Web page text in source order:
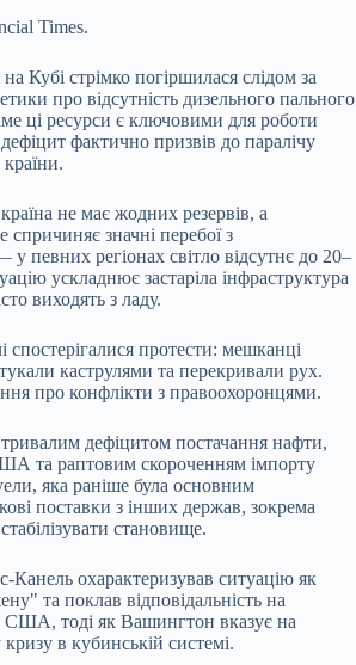
Times.
Кубі стрімко погіршилася слідом за
про відсутність дизельного пального
ці ресурси є ключовими для роботи
фактично призвів до паралічу
не має жодних резервів, а
спричиняє значні перебої з
певних регіонах світло відсутнє до 20–
ускладнює застаріла інфраструктура
виходять з ладу.
спостерігалися протести: мешканці
каструлями та перекривали рух.
про конфлікти з правоохоронцями.
дефіцитом постачання нафти,
та раптовим скороченням імпорту
яка раніше була основним
поставки з інших держав, зокрема
становище.
Канель охарактеризував ситуацію як
та поклав відповідальність на
США, тоді як Вашингтон вказує на
в кубинській системі.